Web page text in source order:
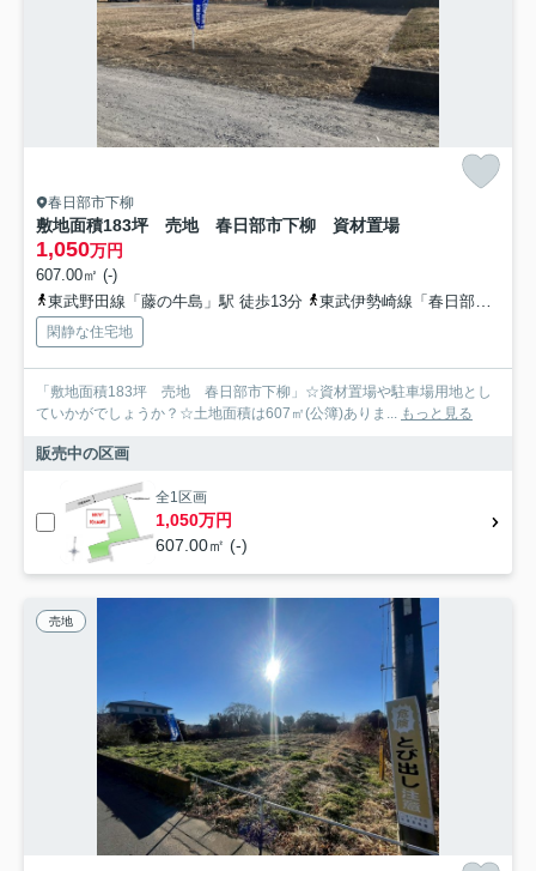
春日部市下柳
敷地面積183坪 売地 春日部市下柳 資材置場
1,050万円
607.00㎡ (-)
東武野田線「藤の牛島」駅 徒歩13分
東武伊勢崎線「春日部」駅
閑静な住宅地
「敷地面積183坪 売地 春日部市下柳」☆資材置場や駐車場用地とし
ていかがでしょうか？☆土地面積は607㎡(公簿)ありま... もっと見る
販売中の区画
全1区画
1,050万円
607.00㎡ (-)
売地